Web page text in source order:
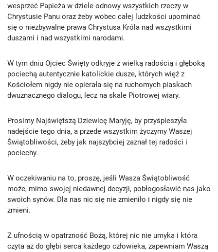
wesprzeć Papieża w dziele odnowy wszystkich rzeczy w
Chrystusie Panu oraz żeby wobec całej ludzkości upominać
się o niezbywalne prawa Chrystusa Króla nad wszystkimi
duszami i nad wszystkimi narodami.
W tym dniu Ojciec Święty odkryje z wielką radością i głęboką
pociechą autentycznie katolickie dusze, których więź z
Kościołem nigdy nie opierała się na ruchomych piaskach
dwuznacznego dialogu, lecz na skale Piotrowej wiary.
Prosimy Najświętszą Dziewicę Maryję, by przyśpieszyła
nadejście tego dnia, a przede wszystkim życzymy Waszej
Świątobliwości, żeby jak najszybciej zaznał tej radości i
pociechy.
W oczekiwaniu na to, proszę, jeśli Wasza Świątobliwość
może, mimo swojej niedawnej decyzji, pobłogosławić nas jako
swoich synów. Dla nas nic się nie zmieniło i nigdy się nie
zmieni.
Z ufnością w opatrzność Bożą, której nic nie umyka i która
czyta aż do głębi serca każdego człowieka, zapewniam Waszą